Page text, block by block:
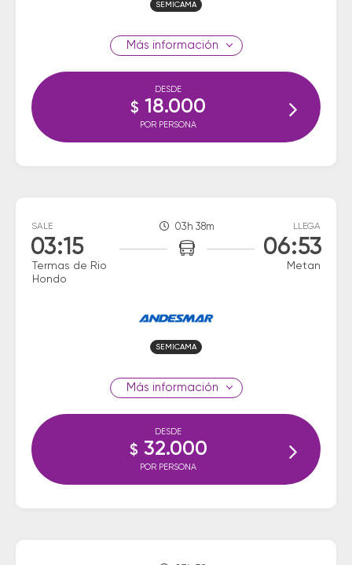
SEMICAMA
información
DESDE
$ 18.000
POR PERSONA
SALE
03:15
Termas de Rio
Hondo
03h 38m LLEGA
06:53
Metan
SEMICAMA
información
DESDE
$ 32.000
POR PERSONA